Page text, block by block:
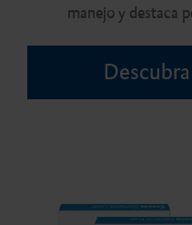
manejo y destaca